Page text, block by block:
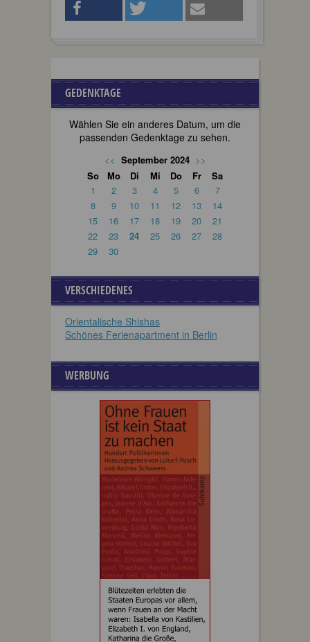
GEDENKTAGE
Wählen Sie ein anderes Datum, um die
passenden Gedenktage zu sehen.
<< September 2024 >>
So
Mo Di Mi Do Fr
Sa
1
2 3 4 5 6
7
8
9 10 11 12 13
14
15
16 17 18 19 20
21
22
23 24 25 26 27
28
29
30
VERSCHIEDENES
Orientalische Shishas
Schönes Ferienapartment in Berlin
WERBUNG